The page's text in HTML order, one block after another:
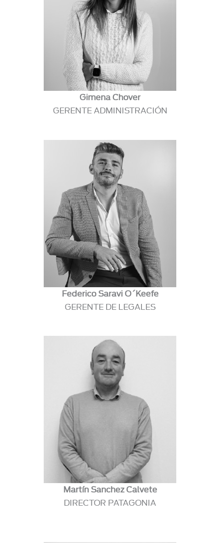
Gimena Chover
GERENTE ADMINISTRACIÓN
Federico Saravi O´Keefe
GERENTE DE LEGALES
Martín Sanchez Calvete
DIRECTOR PATAGONIA